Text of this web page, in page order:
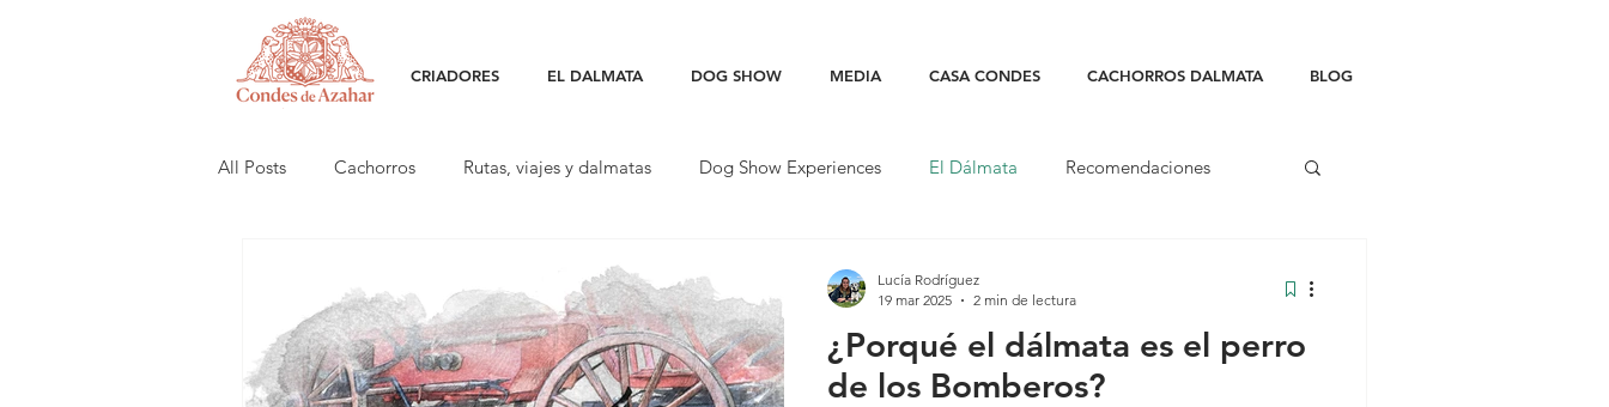
CRIADORES EL DALMATA DOG SHOW MEDIA CASA CONDES CACHORROS DALMATA BLOG
All Posts Cachorros Rutas, viajes y dalmatas Dog Show Experiences El Dálmata Recomendaciones
¿Porqué el dálmata es el perro
de los Bomberos?
Lucía Rodríguez
19 mar 2025
2 min de lectura